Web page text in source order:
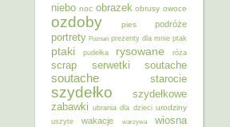
niebo noc obrazek obrusy owoce
ozdoby pies podróże
portrety Poznań prezenty dla mnie ptak
ptaki pudełka rysowane róża
scrap serwetki soutache
soutache starocie
szydełko
szydełkowe
zabawki ubrania dla dzieci urodziny
uszyte wakacje warzywa wiosna